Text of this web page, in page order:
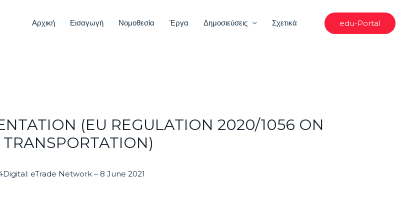
Αρχική Εισαγωγή Νομοθεσία Έργα Δημοσιεύσεις Σχετικά edu-Portal
(EU REGULATION 2020/1056 ON
eTrade Network – 8 June 2021